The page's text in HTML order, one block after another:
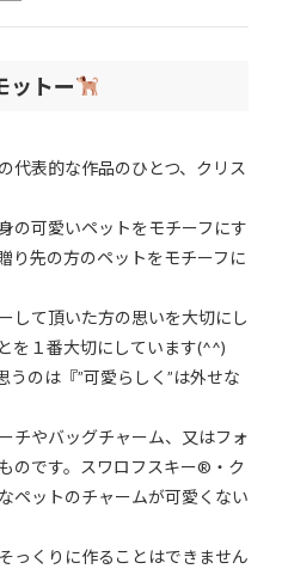
ットー
代表的な作品のひとつ、クリス
の可愛いペットをモチーフにす
り先の方のペットをモチーフに
して頂いた方の思いを大切にし
を１番大切にしています(^^)
のは『”可愛らしく”は外せな
チやバッグチャーム、又はフォ
のです。スワロフスキー®︎・ク
ペットのチャームが可愛くない
っくりに作ることはできません